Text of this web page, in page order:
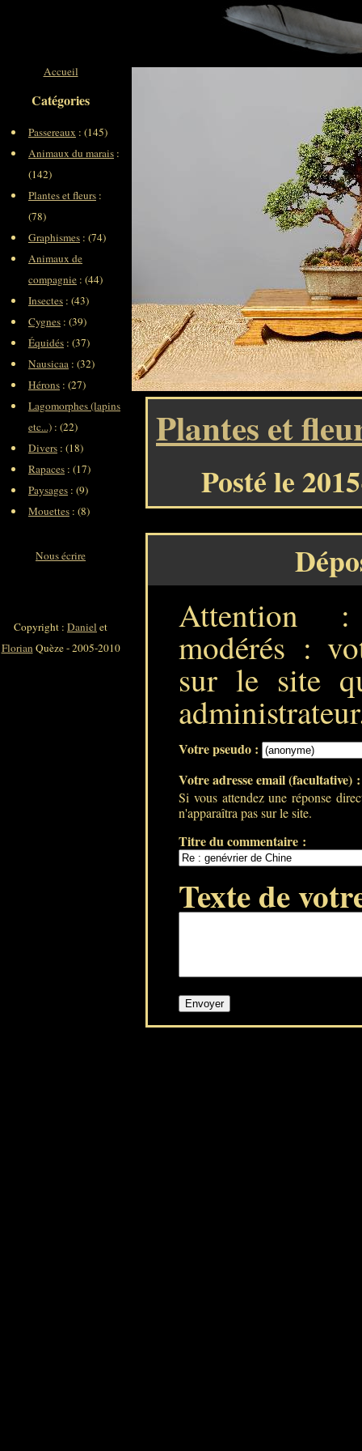
Plantes et
Posté le
Attention :
modérés :
sur le site
Votre pseudo :
Votre adresse email (facultative)
Si vous attendez une réponse
n'apparaîtra pas sur le site.
Titre du commentaire :
Texte de
Accueil
Catégories
Passereaux : (145)
Animaux du marais :
(142)
Plantes et fleurs :
(78)
Graphismes : (74)
Animaux de
compagnie : (44)
Insectes : (43)
Cygnes : (39)
Équidés : (37)
Nausicaa : (32)
Hérons : (27)
Lagomorphes (lapins
etc...) : (22)
Divers : (18)
Rapaces : (17)
Paysages : (9)
Mouettes : (8)
Nous écrire
Copyright : Daniel et
FlorianQuèze - 2005-2010